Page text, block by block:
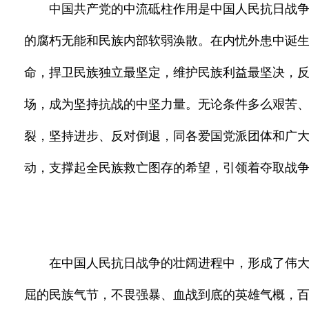
中国共产党的中流砥柱作用是中国人民抗日战
的腐朽无能和民族内部软弱涣散。在内忧外患中诞
命，捍卫民族独立最坚定，维护民族利益最坚决，
场，成为坚持抗战的中坚力量。无论条件多么艰苦
裂，坚持进步、反对倒退，同各爱国党派团体和广
动，支撑起全民族救亡图存的希望，引领着夺取战
在中国人民抗日战争的壮阔进程中，形成了伟
屈的民族气节，不畏强暴、血战到底的英雄气概，